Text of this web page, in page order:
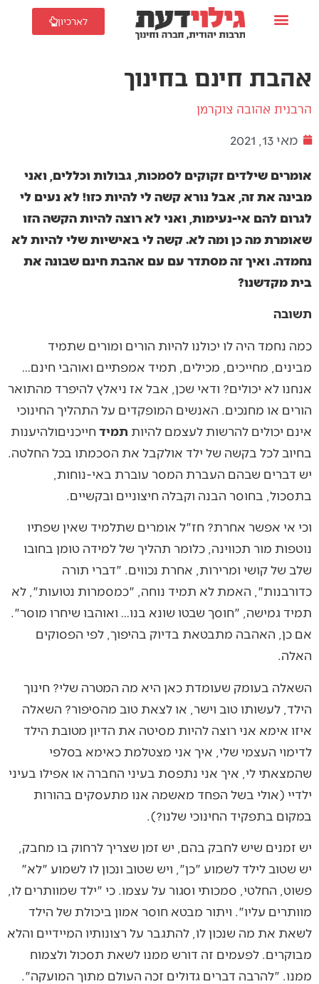
לארכיון
אהבת חינם בחינוך
הרבנית אהובה צוקרמן
מאי 13, 2021
אומרים שילדים זקוקים לסמכות, גבולות וכללים, ואני
מבינה את זה, אבל נורא קשה לי להיות כזו! לא נעים לי
לגרום להם אי-נעימות, ואני לא רוצה להיות הקשה הזו
שאומרת מה כן ומה לא. קשה לי באישיות שלי להיות לא
נחמדה. ואיך זה מסתדר עם עם אהבת חינם שבונה את
בית מקדשנו?
תשובה
כמה נחמד היה לו יכולנו להיות הורים ומורים שתמיד
מבינים, מחייכים, מכילים, תמיד אמפתיים ואוהבי חינם…
אנחנו לא יכולים? ודאי שכן, אבל אז ניאלץ להיפרד מהתואר
הורים או מחנכים. האנשים המופקדים על התהליך החינוכי
אינם יכולים להרשות לעצמם להיות תמיד חייכניםולהיענות
בחיוב לכל בקשה של ילד אולקבל את הסכמתו בכל החלטה.
יש דברים שבהם העברת המסר עוברת באי-נוחות,
בתסכול, בחוסר הבנה וקבלה חיצוניים ובקשיים.
וכי אי אפשר אחרת? חז"ל אומרים שתלמיד שאין שפתיו
נוטפות מור תכווינה, כלומר תהליך של למידה טומן בחובו
שלב של קושי ומרירות, אחרת נכווים. "דברי תורה
כדורבנות", האמת לא תמיד נוחה, "כמסמרות נטועות", לא
תמיד גמישה, "חוסך שבטו שונא בנו… ואוהבו שיחרו מוסר".
אם כן, האהבה מתבטאת בדיוק בהיפוך, לפי הפסוקים
האלה.
השאלה בעומק שעומדת כאן היא מה המטרה שלי? חינוך
הילד, לעשותו טוב וישר, או לצאת טוב מהסיפור? השאלה
איזו אימא אני רוצה להיות מסיטה את הדיון מטובת הילד
לדימוי העצמי שלי, איך אני מצטלמת כאימא בסלפי
שהמצאתי לי, איך אני נתפסת בעיני החברה או אפילו בעיני
ילדיי (אולי בשל הפחד מאשמה אנו מתעסקים בהורות
במקום בתפקיד החינוכי שלנו?).
יש זמנים שיש לחבק בהם, יש זמן שצריך לרחוק בו מחבק,
יש שטוב לילד לשמוע "כן", ויש שטוב ונכון לו לשמוע "לא"
פשוט, החלטי, סמכותי וסגור על עצמו. כי "ילד שמוותרים לו,
מוותרים עליו". ויתור מבטא חוסר אמון ביכולת של הילד
לשאת את מה שנכון לו, להתגבר על רצונותיו המיידיים והלא
מבוקרים. לפעמים זה דורש ממנו לשאת תסכול ולצמוח
ממנו. "להרבה דברים גדולים זכה העולם מתוך המועקה".